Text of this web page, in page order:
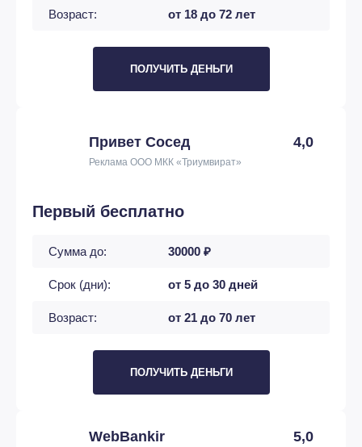
Возраст: от 18 до 72 лет
ПОЛУЧИТЬ ДЕНЬГИ
Привет Сосед 4,0
Реклама ООО МКК «Триумвират»
Первый бесплатно
Сумма до: 30000 ₽
Срок (дни): от 5 до 30 дней
Возраст: от 21 до 70 лет
ПОЛУЧИТЬ ДЕНЬГИ
WebBankir 5,0